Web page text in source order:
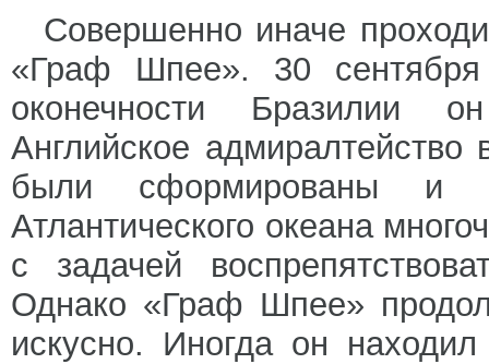
Совершенно иначе
«Граф Шпее». 30
оконечности Бразилии
Английское адмиралтейство
были сформированы и
Атлантического океана
с задачей
Однако «Граф Шпее»
искусно. Иногда он